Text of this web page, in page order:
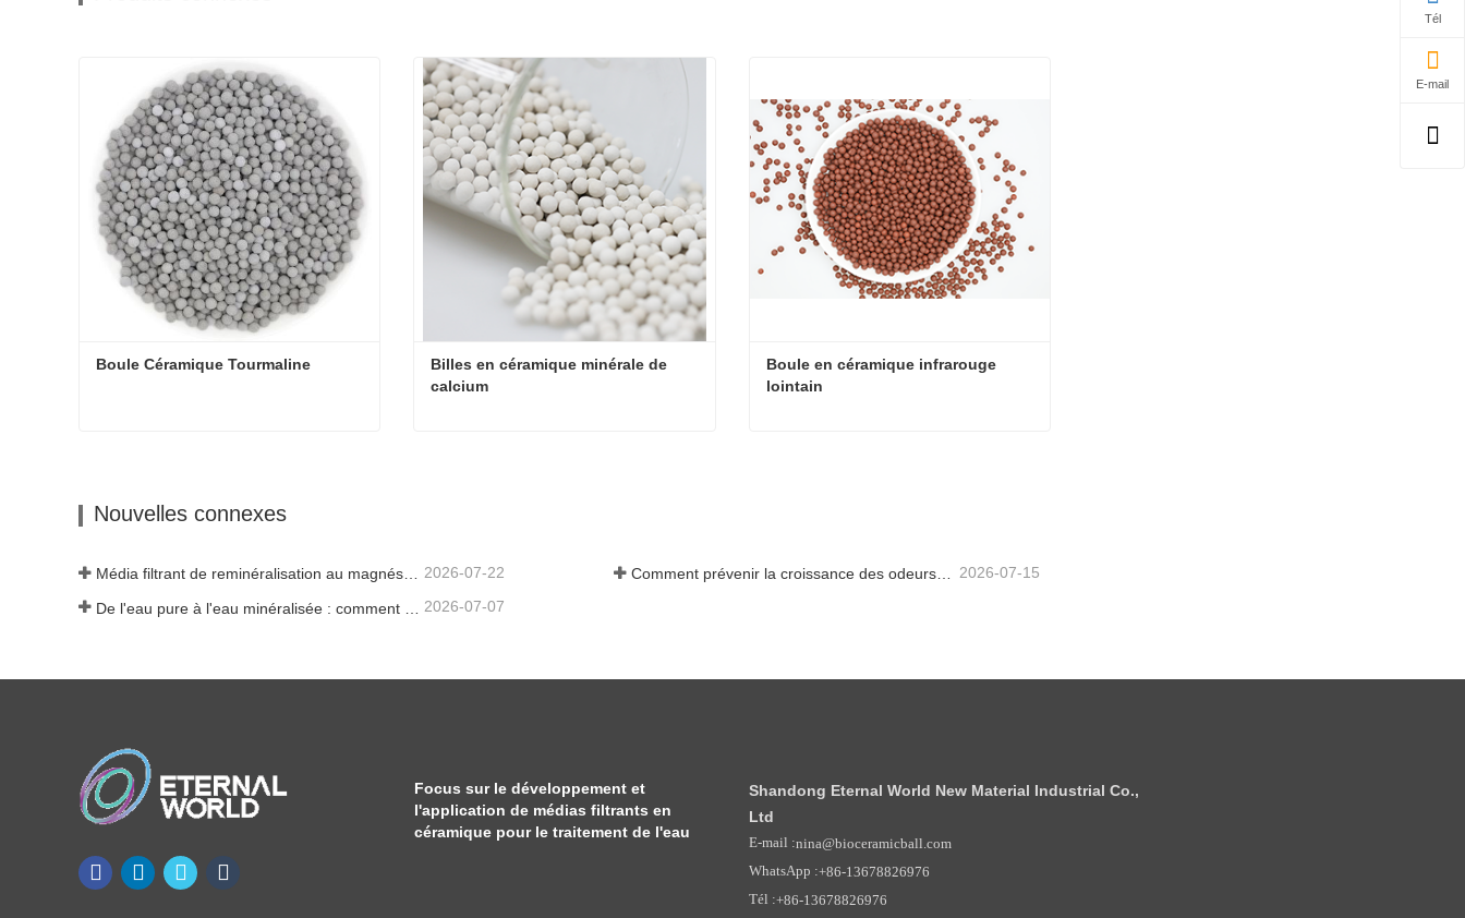
Tél
E-mail
Boule Céramique Tourmaline
Billes en céramique minérale de
calcium
Boule en céramique infrarouge
lointain
Nouvelles connexes
Média filtrant de reminéralisation au magnésium pour systèmes d'eau RO 2026-07-22 Comment prévenir la croissance des odeurs et des bactéries dans les réservoirs d'eaux usées des balayeuses de sol 2026-07-15
2026-07-07
Focus sur le développement et
l'application de médias filtrants en
céramique pour le traitement de l'eau
Shandong Eternal World New Material Industrial Co.,
Ltd
E-mail :nina@bioceramicball.com
WhatsApp :+86-13678826976
Tél :+86-13678826976